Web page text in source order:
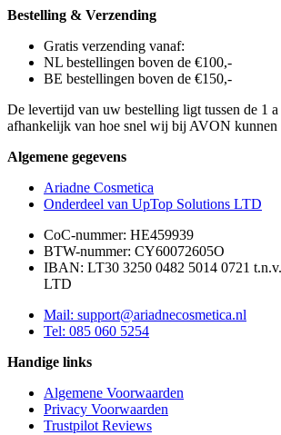
Bestelling & Verzending
Gratis verzending vanaf:
NL bestellingen boven de €100,-
BE bestellingen boven de €150,-
De levertijd van uw bestelling ligt tussen de 1
afhankelijk van hoe snel wij bij AVON kunnen
Algemene gegevens
Ariadne Cosmetica
Onderdeel van UpTop Solutions LTD
CoC-nummer: HE459939
BTW-nummer: CY60072605O
IBAN: LT30 3250 0482 5014 0721
LTD
Mail: support@ariadnecosmetica.nl
Tel: 085 060 5254
Handige links
Algemene Voorwaarden
Privacy Voorwaarden
Trustpilot Reviews